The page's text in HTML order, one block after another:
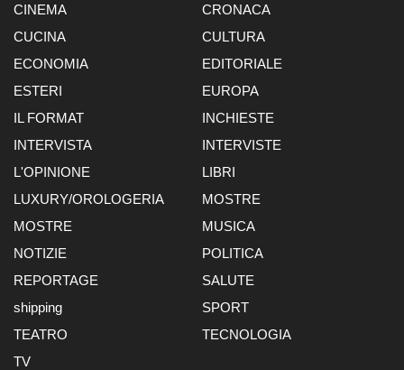
CINEMA
CRONACA
CUCINA
CULTURA
ECONOMIA
EDITORIALE
ESTERI
EUROPA
IL FORMAT
INCHIESTE
INTERVISTA
INTERVISTE
L'OPINIONE
LIBRI
LUXURY/OROLOGERIA
MOSTRE
MOSTRE
MUSICA
NOTIZIE
POLITICA
REPORTAGE
SALUTE
shipping
SPORT
TEATRO
TECNOLOGIA
TV